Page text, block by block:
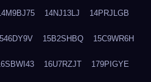
14NJ13LJ 14PRJLGB
15B2SHBQ 15C9WR6H
16U7RZJT 179PIGYE